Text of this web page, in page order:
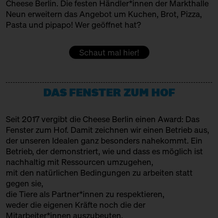
Hinter Big Stuff Ticket 5€
13:00 – 13:30 Stirbt der Camembert wirklich
aus, sind Käserinden eine
mit Ned Palmer, Grace Pullin +
Augustin Denous
13:00 – 13:45 Meet: Feta PDO!
13:00 – 13:30 Grenzenlose Bunkerreifung in
Südtirol: Hansi Baumgartner
von Degust
mit Slow Food Berlin + Hansi
Baumgartner
13:30 – 14:00 Cheesewalk zum Zweiten SOLD
OUT
COOPERATIVE KALAVRITA
Kooperative
CORLEGGY CHEESES
DEGUST
DOMACIJA BUTUL
EMMENTALER AOP
Sorte, Produktion + Affinage
FETA PDO
Sorte
Cheese Berlin. Die festen Händler*innen der Markthalle
Neun erweitern das Angebot um Kuchen, Brot, Pizza,
Pasta und pipapo! Wer geöffnet hat?
Schaut mal hier!
DAS FENSTER ZUM HOF
Seit 2017 vergibt die Cheese Berlin einen Award: Das
Fenster zum Hof. Damit zeichnen wir einen Betrieb aus,
der unseren Idealen ganz besonders nahekommt. Ein
Betrieb, der demonstriert, wie und dass es möglich ist
nachhaltig mit Ressourcen umzugehen,
mit den natürlichen Bedingungen zu arbeiten statt
gegen sie,
die Tiere als Partner*innen zu respektieren,
weder die eigenen Kräfte noch die der
Mitarbeiter*innen auszubeuten,